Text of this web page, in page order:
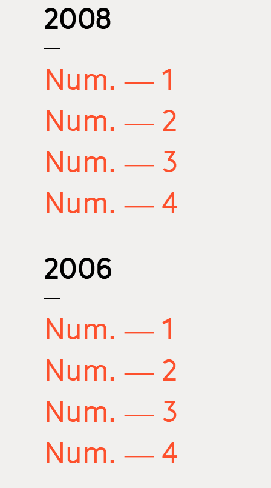
2008
Num. — 1
Num. — 2
Num. — 3
Num. — 4
2006
Num. — 1
Num. — 2
Num. — 3
Num. — 4